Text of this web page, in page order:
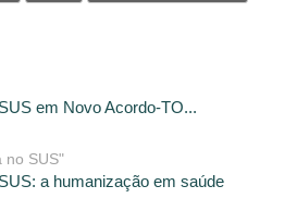
em Novo Acordo-TO...
no SUS"
a humanização em saúde